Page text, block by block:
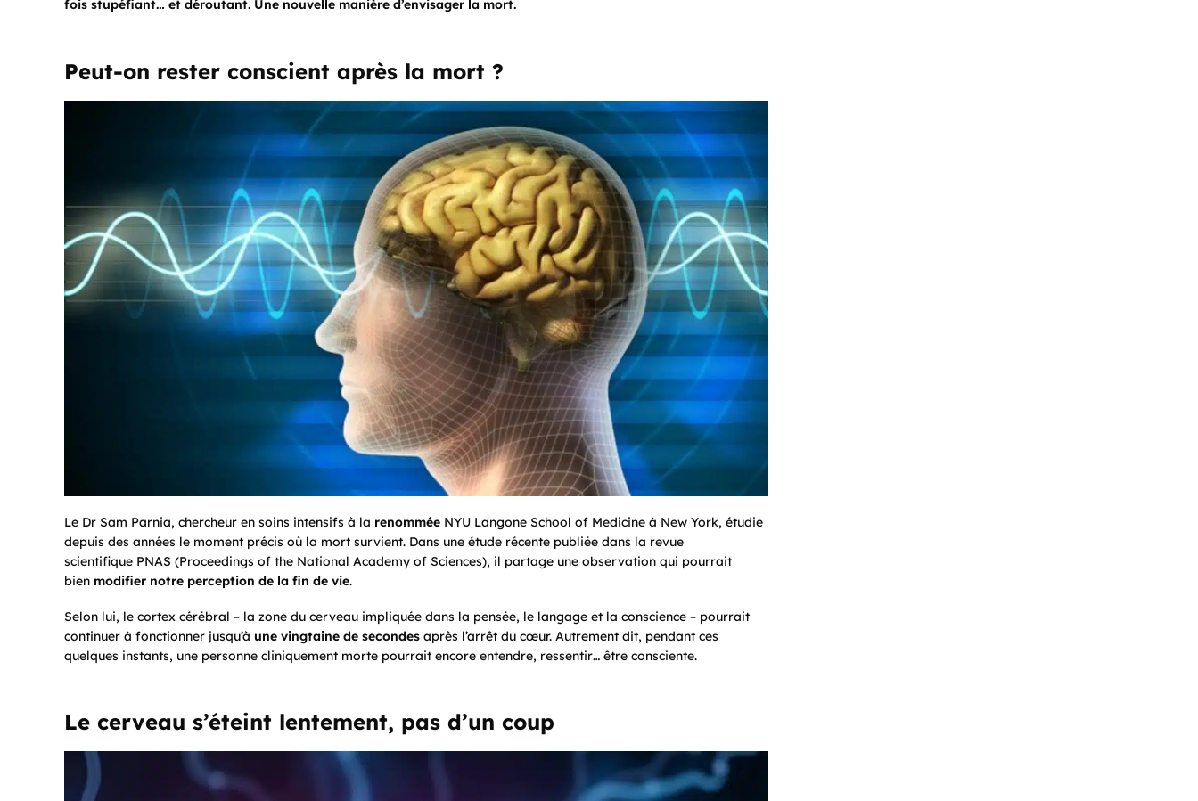
fois stupéfiant… et déroutant. Une nouvelle manière d’envisager la mort.
Peut-on rester conscient après la mort ?
Le Dr Sam Parnia, chercheur en soins intensifs à la renommée NYU Langone School of Medicine à New York, étudie
depuis des années le moment précis où la mort survient. Dans une étude récente publiée dans la revue
scientifique PNAS (Proceedings of the National Academy of Sciences), il partage une observation qui pourrait
bien modifier notre perception de la fin de vie.
Selon lui, le cortex cérébral – la zone du cerveau impliquée dans la pensée, le langage et la conscience – pourrait
continuer à fonctionner jusqu’à une vingtaine de secondes après l’arrêt du cœur. Autrement dit, pendant ces
quelques instants, une personne cliniquement morte pourrait encore entendre, ressentir… être consciente.
Le cerveau s’éteint lentement, pas d’un coup